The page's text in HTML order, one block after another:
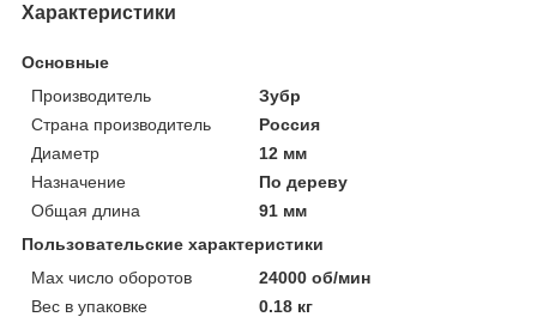
Характеристики
Основные
Производитель
Зубр
Страна производитель
Россия
Диаметр
12 мм
Назначение
По дереву
Общая длина
91 мм
Пользовательские характеристики
Max число оборотов
24000 об/мин
Вес в упаковке
0.18 кг